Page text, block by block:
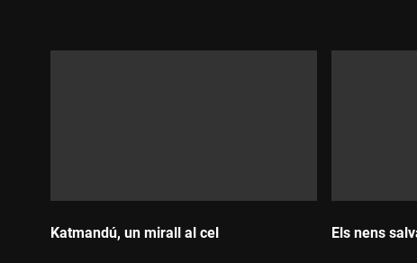
Katmandú, un mirall al cel Els nens